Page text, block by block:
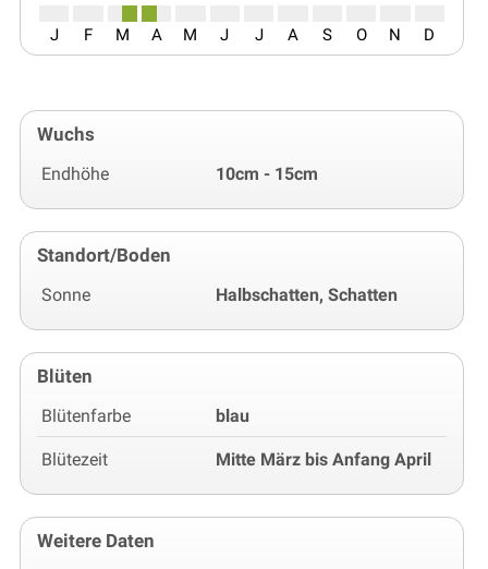
J F M A M J J A S O N D
Wuchs
Endhöhe 10cm - 15cm
Standort/Boden
Sonne Halbschatten, Schatten
Blüten
Blütenfarbe blau
Blütezeit Mitte März bis Anfang April
Weitere Daten